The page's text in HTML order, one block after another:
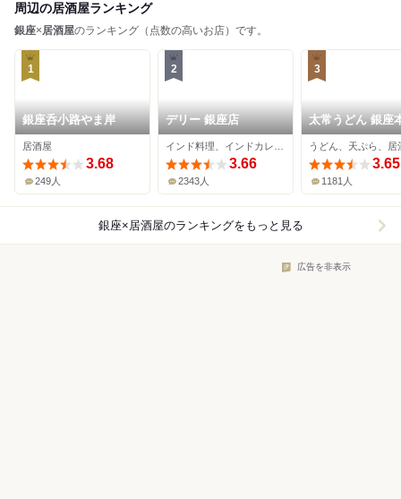
周辺の居酒屋ランキング
銀座×居酒屋のランキング（点数の高いお店）です。
1
銀座呑小路やま岸
居酒屋
3.68
249人
2
デリー 銀座店
3.66
2343人
3
太常うどん 銀座
うどん、天ぷら、居
3.65
1181人
銀座×居酒屋のランキングをもっと見る
広告を非表示